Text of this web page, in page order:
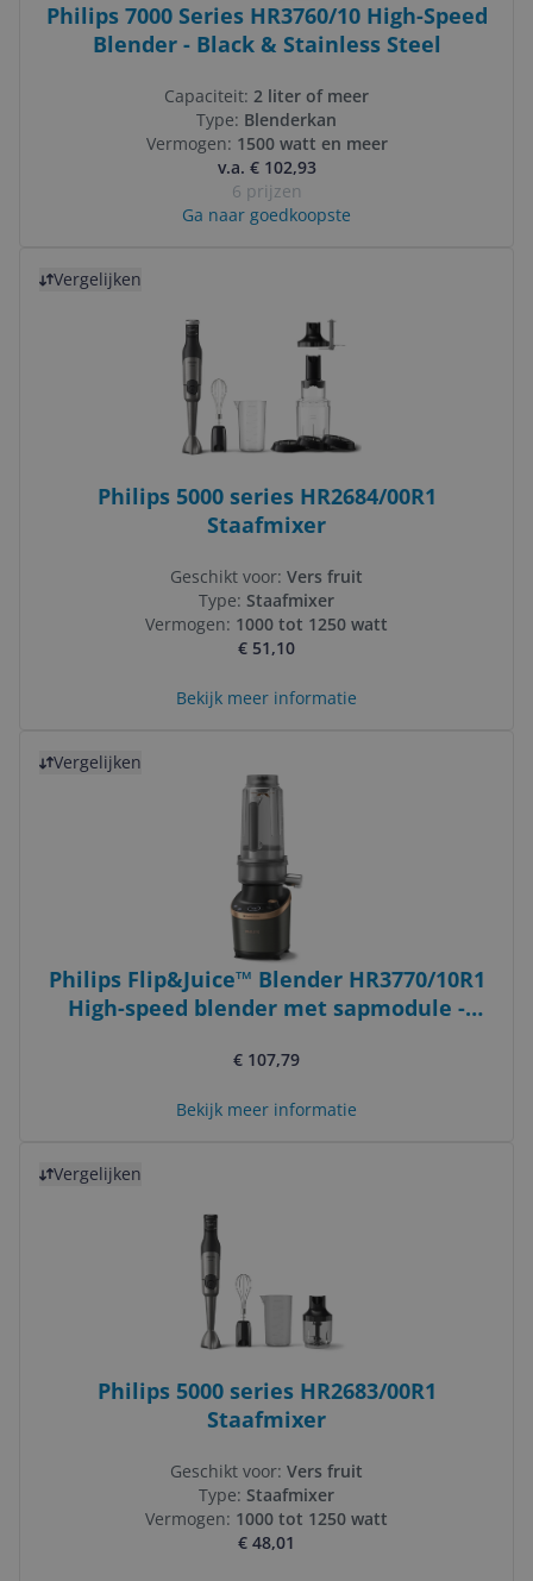
Philips 7000 Series HR3760/10 High-Speed
Blender - Black & Stainless Steel
Capaciteit: 2 liter of meer
Type: Blenderkan
Vermogen: 1500 watt en meer
v.a. € 102,93
6 prijzen
Ga naar goedkoopste
Vergelijken
Philips 5000 series HR2684/00R1
Staafmixer
Geschikt voor: Vers fruit
Type: Staafmixer
Vermogen: 1000 tot 1250 watt
€ 51,10
Bekijk meer informatie
Vergelijken
Philips Flip&Juice™ Blender HR3770/10R1
High-speed blender met sapmodule -
€ 107,79
Bekijk meer informatie
Vergelijken
Philips 5000 series HR2683/00R1
Staafmixer
Geschikt voor: Vers fruit
Type: Staafmixer
Vermogen: 1000 tot 1250 watt
€ 48,01